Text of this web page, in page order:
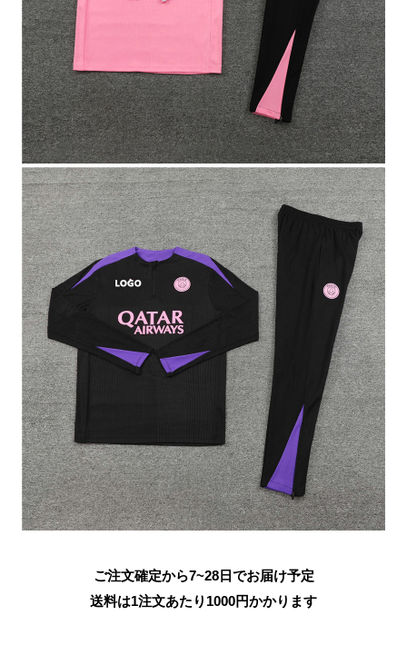
ご注文確定から7~28日でお届け予定
送料は1注文あたり 1000円かかります